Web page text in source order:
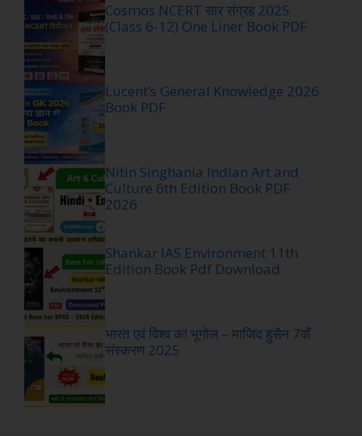
Cosmos NCERT सार संग्रह 2025
(Class 6-12) One Liner Book PDF
Lucent’s General Knowledge 2026
Book PDF
Nitin Singhania Indian Art and
Culture 6th Edition Book PDF
2026
Shankar IAS Environment 11th
Edition Book Pdf Download
भारत एवं विश्व का भूगोल – माजिद हुसैन 7वाँ
संस्करण 2025